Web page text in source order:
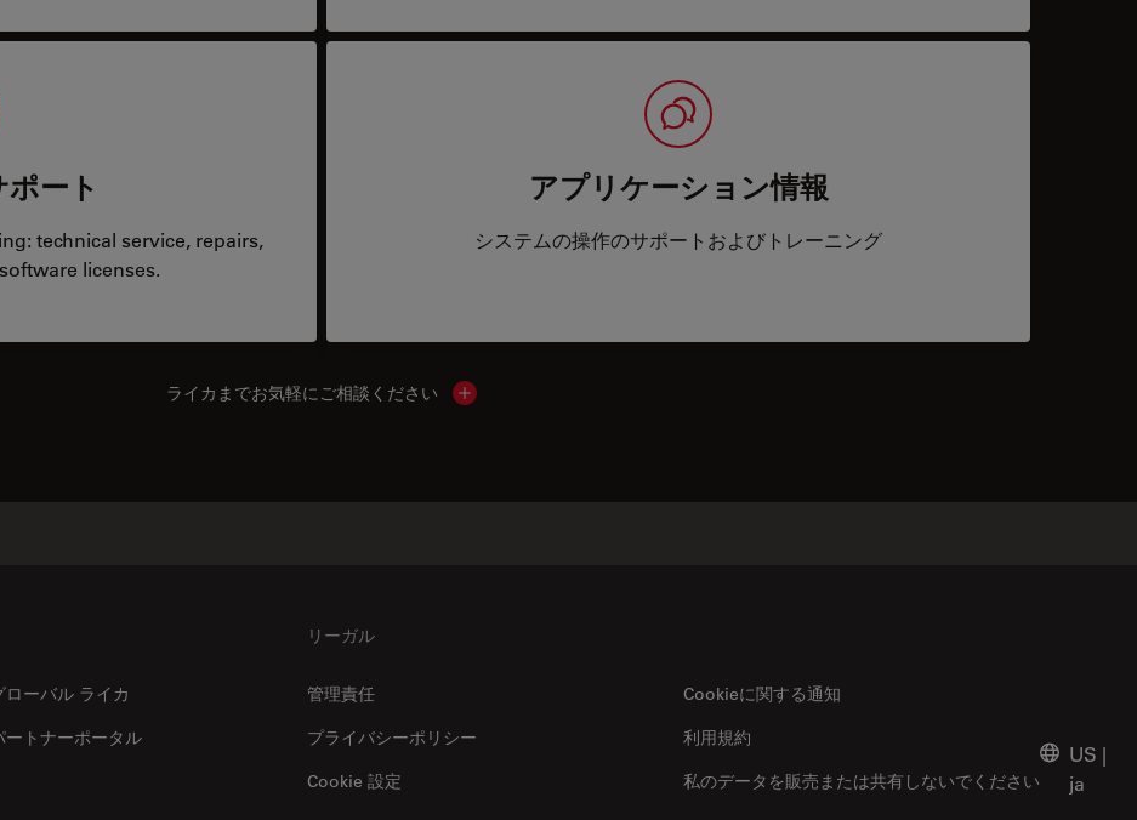
ート
technical service, repairs,
licenses.
アプリケーション情報
システムの操作のサポートおよびトレーニング
ライカまでお気軽にご相談ください Show local contacts
ローバル ライカ
ートナーポータル
リーガル
管理責任
Cookieに関する通知
プライバシーポリシー
私のデータを販売または共有しないでください
利用規約
Cookie 設定
US |
ja